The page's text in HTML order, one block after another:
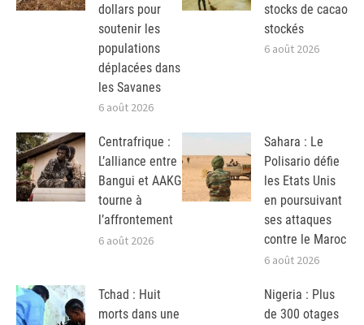
dollars pour
soutenir les
populations
déplacées dans
les Savanes
6 août 2026
stocks de cacao
stockés
6 août 2026
Centrafrique :
L’alliance entre
Bangui et AAKG
tourne à
l’affrontement
6 août 2026
Sahara : Le
Polisario défie
les Etats Unis
en poursuivant
ses attaques
contre le Maroc
6 août 2026
Tchad : Huit
morts dans une
Nigeria : Plus
de 300 otages